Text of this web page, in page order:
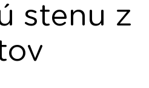
stenu z